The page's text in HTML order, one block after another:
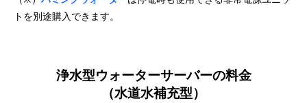
トを別途購入できます。
浄水型ウォーターサーバーの料金
（水道水補充型）